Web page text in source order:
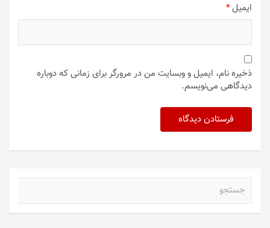
ایمیل*
ذخیره نام، ایمیل و وبسایت من در مرورگر برای زمانی که دوباره
دیدگاهی می‌نویسم.